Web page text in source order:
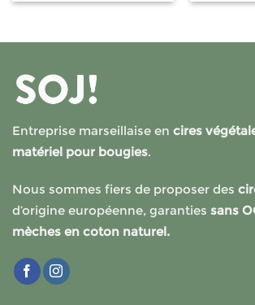
plusieurs
Les
options
être
choisies
du
produit
Entreprise marseillaise en cires
matériel pour bougies.
Nous sommes fiers de proposer des
d’origine européenne, garanties sans
mèches en coton naturel.